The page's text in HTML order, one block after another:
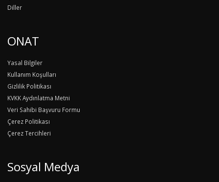
Diller
ONAT
Yasal Bilgiler
Kullanım Koşulları
Gizlilik Politikası
KVKK Aydınlatma Metni
Veri Sahibi Başvuru Formu
Çerez Politikası
Çerez Tercihleri
Sosyal Medya